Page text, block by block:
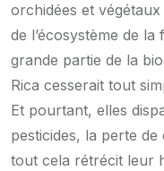
orchidées et végétaux
de l’écosystème de
grande partie de la
Rica cesserait tout
Et pourtant, elles
pesticides, la perte
tout cela rétrécit leur